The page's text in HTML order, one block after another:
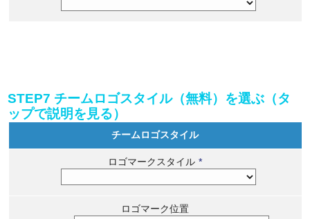
STEP7 チームロゴスタイル（無料）を選ぶ（タ
ップで説明を見る）
チームロゴスタイル
ロゴマークスタイル *
ロゴマーク位置